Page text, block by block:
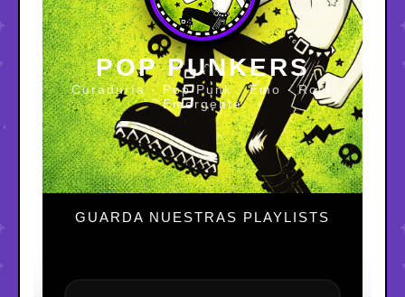
POP PUNKERS
Curaduría · Pop Punk · Emo · Rock
Emergente
GUARDA NUESTRAS PLAYLISTS